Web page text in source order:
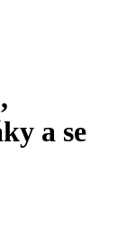
a se